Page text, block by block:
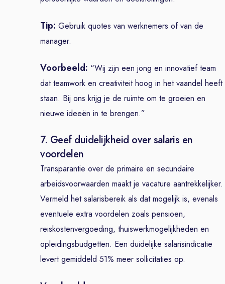
Tip: Gebruik quotes van werknemers of van de
manager.
Voorbeeld: “Wij zijn een jong en innovatief team
dat teamwork en creativiteit hoog in het vaandel heeft
staan. Bij ons krijg je de ruimte om te groeien en
nieuwe ideeën in te brengen.”
7. Geef duidelijkheid over salaris en
voordelen
Transparantie over de primaire en secundaire
arbeidsvoorwaarden maakt je vacature aantrekkelijker.
Vermeld het salarisbereik als dat mogelijk is, evenals
eventuele extra voordelen zoals pensioen,
reiskostenvergoeding, thuiswerkmogelijkheden en
opleidingsbudgetten. Een duidelijke salarisindicatie
levert gemiddeld 51% meer sollicitaties op.